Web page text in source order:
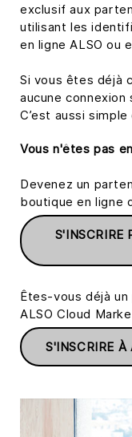
exclusif aux
utilisant les
en ligne ALSO ou
Si vous êtes déjà
aucune connexion
C’est aussi simple
Vous n'êtes pas
Devenez un
boutique en ligne
S'INSCRIRE
Êtes-vous déjà un
ALSO Cloud
S'INSCRIRE À